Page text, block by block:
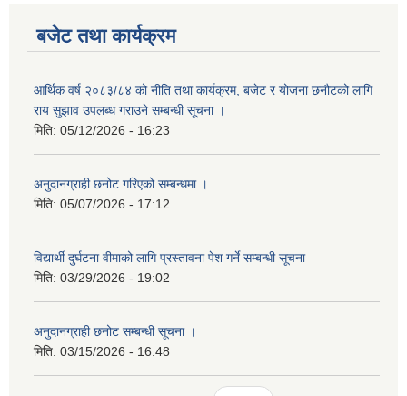
बजेट तथा कार्यक्रम
आर्थिक वर्ष २०८३/८४ को नीति तथा कार्यक्रम, बजेट र योजना छनौटको लागि
राय सुझाव उपलब्ध गराउने सम्बन्धी सूचना ।
मिति: 05/12/2026 - 16:23
अनुदानग्राही छनोट गरिएको सम्बन्धमा ।
मिति: 05/07/2026 - 17:12
विद्यार्थी दुर्घटना वीमाको लागि प्रस्तावना पेश गर्ने सम्बन्धी सूचना
मिति: 03/29/2026 - 19:02
अनुदानग्राही छनोट सम्बन्धी सूचना ।
मिति: 03/15/2026 - 16:48